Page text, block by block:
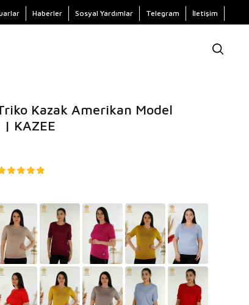
Haberler Sosyal Yardımlar Telegram İletişim
Kazak Amerikan Model
KAZEE